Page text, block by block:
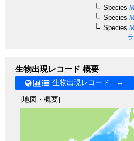
Species
Species
Species
生物出現レコード 概要
生物出現レコード →
[地図・概要]